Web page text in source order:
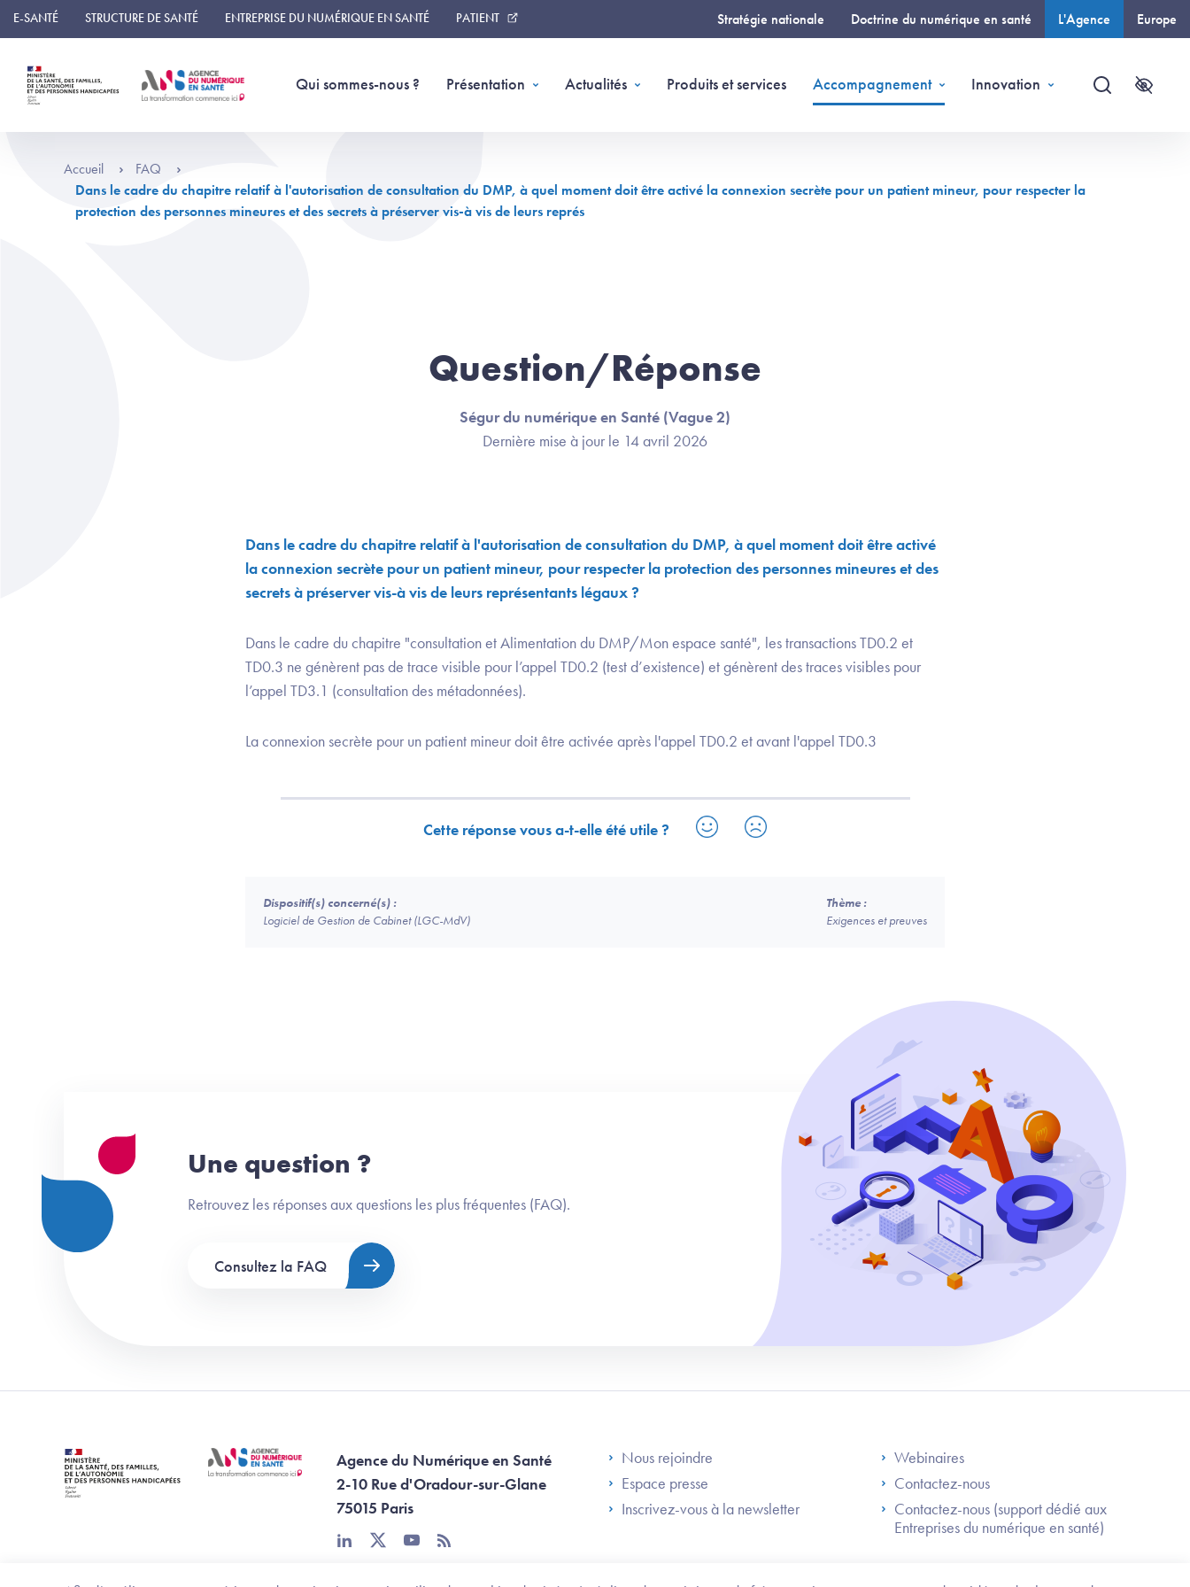
Panneau de gestion des cookies
E-SANTÉ STRUCTURE DE SANTÉ ENTREPRISE DU NUMÉRIQUE EN SANTÉ PATIENT Stratégie nationale Doctrine du numérique en santé L'Agence Europe
Qui sommes-nous ? Présentation Actualités Produits et services Accompagnement Innovation
Recherche
Accueil
FAQ
Dans le cadre du chapitre relatif à l'autorisation de consultation du DMP, à quel moment doit être activé la connexion secrète pour un patient mineur, pour respecter la
protection des personnes mineures et des secrets à préserver vis-à vis de leurs représ
Question/Réponse
Ségur du numérique en Santé (Vague 2)
Dernière mise à jour le 14 avril 2026
Dans le cadre du chapitre relatif à l'autorisation de consultation du DMP, à quel moment doit être activé
la connexion secrète pour un patient mineur, pour respecter la protection des personnes mineures et des
secrets à préserver vis-à vis de leurs représentants légaux ?
Dans le cadre du chapitre "consultation et Alimentation du DMP/Mon espace santé", les transactions TD0.2 et
TD0.3 ne génèrent pas de trace visible pour l’appel TD0.2 (test d’existence) et génèrent des traces visibles pour
l’appel TD3.1 (consultation des métadonnées).
La connexion secrète pour un patient mineur doit être activée après l'appel TD0.2 et avant l'appel TD0.3
Cette réponse vous a-t-elle été utile ?
Dispositif(s) concerné(s) :
Logiciel de Gestion de Cabinet (LGC-MdV)
Thème :
Exigences et preuves
Une question ?
Retrouvez les réponses aux questions les plus fréquentes (FAQ).
Consultez la FAQ
Agence du Numérique en Santé
2-10 Rue d'Oradour-sur-Glane
75015 Paris
linkedintwitteryoutube
rss
Footer Left ANS
Nous rejoindre
Espace presse
Inscrivez-vous à la newsletter
Footer Right ANS
Webinaires
Contactez-nous
Contactez-nous (support dédié aux
Entreprises du numérique en santé)